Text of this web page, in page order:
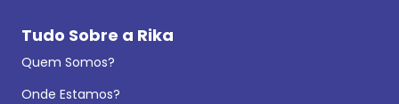
Tudo Sobre a Rika
Quem Somos?
Onde Estamos?